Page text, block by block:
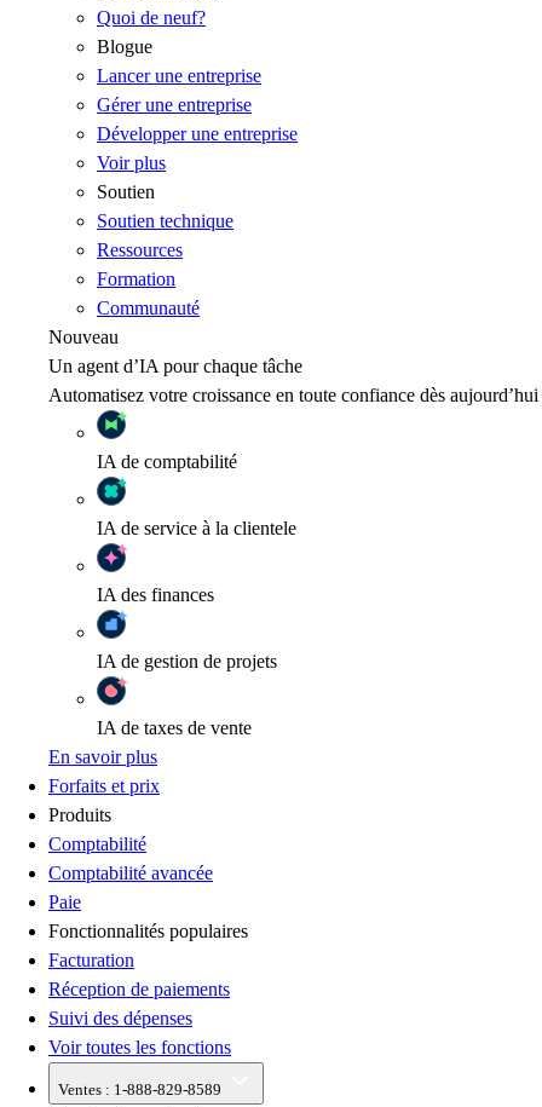
Quoi de neuf?
Blogue
Lancer une entreprise
Gérer une entreprise
Développer une entreprise
Voir plus
Soutien
Soutien technique
Ressources
Formation
Communauté
Nouveau
Un agent d’IA pour chaque tâche
Automatisez votre croissance en toute confiance dès aujourd’hui
IA de comptabilité
IA de service à la clientele
IA des finances
IA de gestion de projets
IA de taxes de vente
En savoir plus
Forfaits et prix
Produits
Comptabilité
Comptabilité avancée
Paie
Fonctionnalités populaires
Facturation
Réception de paiements
Suivi des dépenses
Voir toutes les fonctions
Ventes : 1-888-829-8589